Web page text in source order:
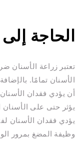
الحاجة
تعتبر زراعة الأسنان
الأسنان تمامًا.
أن يؤدي فقدان
يؤثر حتى على الأسنان
يؤدي فقدان الأسنان
وظيفة المضغ بمرور